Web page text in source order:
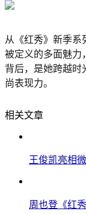
从《红秀》新季系
被定义的多面魅力
背后，是她跨越时
尚表现力。
相关文章
王俊凯亮相
周也登《红